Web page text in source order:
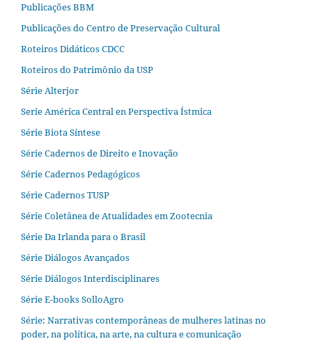
Publicações BBM
Publicações do Centro de Preservação Cultural
Roteiros Didáticos CDCC
Roteiros do Patrimônio da USP
Série Alterjor
Serie América Central en Perspectiva Ístmica
Série Biota Síntese
Série Cadernos de Direito e Inovação
Série Cadernos Pedagógicos
Série Cadernos TUSP
Série Coletânea de Atualidades em Zootecnia
Série Da Irlanda para o Brasil
Série Diálogos Avançados
Série Diálogos Interdisciplinares
Série E-books SolloAgro
Série: Narrativas contemporâneas de mulheres latinas no
poder, na política, na arte, na cultura e comunicação